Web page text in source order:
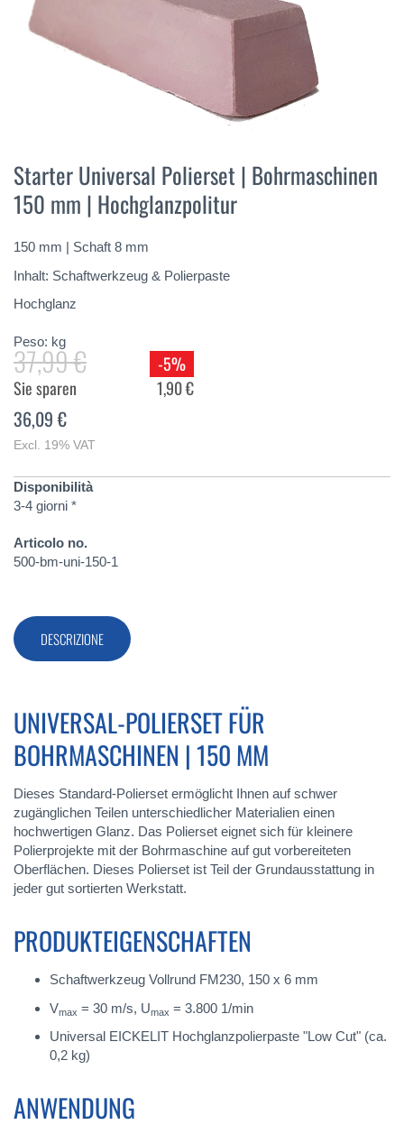
della
galleria
di
Starter Universal Polierset | Bohrmaschinen
150 mm | Hochglanzpolitur
150 mm | Schaft 8 mm
Inhalt: Schaftwerkzeug & Polierpaste
Hochglanz
Peso: kg
37,99 €
-5%
Sie sparen
1,90 €
36,09 €
Excl. 19% VAT
Disponibilità
3-4 giorni *
Articolo no.
500-bm-uni-150-1
DESCRIZIONE
UNIVERSAL-POLIERSET FÜR
BOHRMASCHINEN | 150 MM
Dieses Standard-Polierset ermöglicht Ihnen auf schwer
zugänglichen Teilen unterschiedlicher Materialien einen
hochwertigen Glanz. Das Polierset eignet sich für kleinere
Polierprojekte mit der Bohrmaschine auf gut vorbereiteten
Oberflächen. Dieses Polierset ist Teil der Grundausstattung in
jeder gut sortierten Werkstatt.
PRODUKTEIGENSCHAFTEN
Schaftwerkzeug Vollrund FM230, 150 x 6 mm
Vmax = 30 m/s, Umax = 3.800 1/min
Universal EICKELIT Hochglanzpolierpaste "Low Cut" (ca.
0,2 kg)
ANWENDUNG